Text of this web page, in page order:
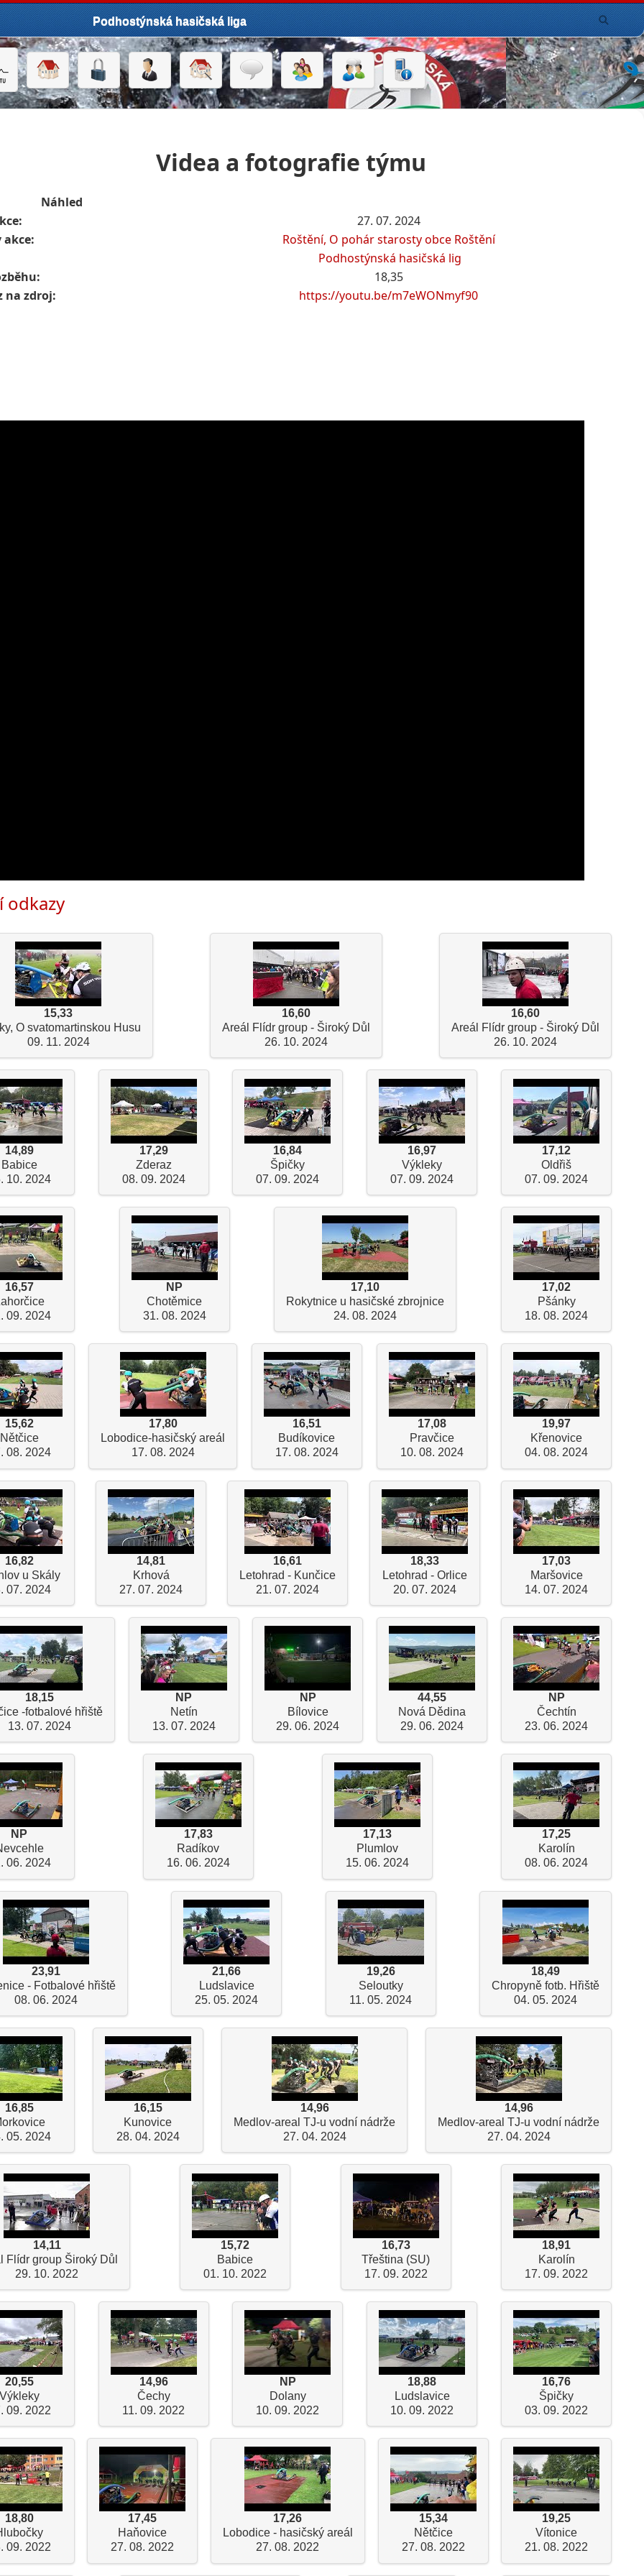
Podhostýnská hasičská liga
Videa a fotografie týmu
Náhled
27. 07. 2024
akce:
Roštění, O pohár starosty obce Roštění
Podhostýnská hasičská lig
18,35
na zdroj:
https://youtu.be/m7eWONmyf90
odkazy
15,33
O svatomartinskou Husu
09. 11. 2024
16,60
Areál Flídr group - Široký Důl
26. 10. 2024
16,60
Areál Flídr group - Široký Důl
26. 10. 2024
14,89
Babice
10. 2024
17,29
Zderaz
08. 09. 2024
16,84
Špičky
07. 09. 2024
16,97
Výkleky
07. 09. 2024
17,12
Oldřiš
07. 09. 2024
16,57
09. 2024
NP
Chotěmice
31. 08. 2024
17,10
Rokytnice u hasičské zbrojnice
24. 08. 2024
17,02
Pšánky
18. 08. 2024
15,62
Nětčice
08. 2024
17,80
Lobodice-hasičský areál
17. 08. 2024
16,51
Budíkovice
17. 08. 2024
17,08
Pravčice
10. 08. 2024
19,97
Křenovice
04. 08. 2024
16,82
u Skály
07. 2024
14,81
Krhová
27. 07. 2024
16,61
Letohrad - Kunčice
21. 07. 2024
18,33
Letohrad - Orlice
20. 07. 2024
17,03
Maršovice
14. 07. 2024
18,15
-fotbalové hřiště
13. 07. 2024
NP
Netín
13. 07. 2024
NP
Bílovice
29. 06. 2024
44,55
Nová Dědina
29. 06. 2024
NP
Čechtín
23. 06. 2024
NP
06. 2024
17,83
Radíkov
16. 06. 2024
17,13
Plumlov
15. 06. 2024
17,25
Karolín
08. 06. 2024
23,91
- Fotbalové hřiště
08. 06. 2024
21,66
Ludslavice
25. 05. 2024
19,26
Seloutky
11. 05. 2024
18,49
Chropyně fotb. Hřiště
04. 05. 2024
16,85
05. 2024
16,15
Kunovice
28. 04. 2024
14,96
Medlov-areal TJ-u vodní nádrže
27. 04. 2024
14,96
Medlov-areal TJ-u vodní nádrže
27. 04. 2024
14,11
Flídr group Široký Důl
29. 10. 2022
15,72
Babice
01. 10. 2022
16,73
Třeština (SU)
17. 09. 2022
18,91
Karolín
17. 09. 2022
20,55
09. 2022
14,96
Čechy
11. 09. 2022
NP
Dolany
10. 09. 2022
18,88
Ludslavice
10. 09. 2022
16,76
Špičky
03. 09. 2022
18,80
09. 2022
17,45
Haňovice
27. 08. 2022
17,26
Lobodice - hasičský areál
27. 08. 2022
15,34
Nětčice
27. 08. 2022
19,25
Vítonice
21. 08. 2022